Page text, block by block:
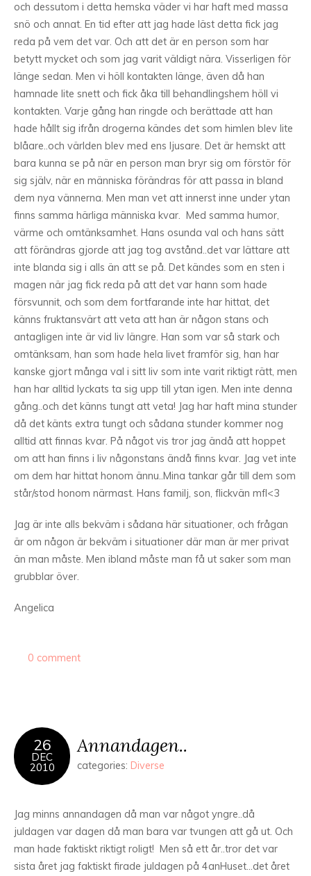
och dessutom i detta hemska väder vi har haft med massa
snö och annat. En tid efter att jag hade läst detta fick jag
reda på vem det var. Och att det är en person som har
betytt mycket och som jag varit väldigt nära. Visserligen för
länge sedan. Men vi höll kontakten länge, även då han
hamnade lite snett och fick åka till behandlingshem höll vi
kontakten. Varje gång han ringde och berättade att han
hade hållt sig ifrån drogerna kändes det som himlen blev lite
blåare..och världen blev med ens ljusare. Det är hemskt att
bara kunna se på när en person man bryr sig om förstör för
sig själv, när en människa förändras för att passa in bland
dem nya vännerna. Men man vet att innerst inne under ytan
finns samma härliga människa kvar. Med samma humor,
värme och omtänksamhet. Hans osunda val och hans sätt
att förändras gjorde att jag tog avstånd..det var lättare att
inte blanda sig i alls än att se på. Det kändes som en sten i
magen när jag fick reda på att det var hann som hade
försvunnit, och som dem fortfarande inte har hittat, det
känns fruktansvärt att veta att han är någon stans och
antagligen inte är vid liv längre. Han som var så stark och
omtänksam, han som hade hela livet framför sig, han har
kanske gjort många val i sitt liv som inte varit riktigt rätt, men
han har alltid lyckats ta sig upp till ytan igen. Men inte denna
gång..och det känns tungt att veta! Jag har haft mina stunder
då det känts extra tungt och sådana stunder kommer nog
alltid att finnas kvar. På något vis tror jag ändå att hoppet
om att han finns i liv någonstans ändå finns kvar. Jag vet inte
om dem har hittat honom ännu..Mina tankar går till dem som
står/stod honom närmast. Hans familj, son, flickvän mfl<3
Jag är inte alls bekväm i sådana här situationer, och frågan
är om någon är bekväm i situationer där man är mer privat
än man måste. Men ibland måste man få ut saker som man
grubblar över.
Angelica
0 comment
26
DEC
2010
Annandagen..
categories: Diverse
Jag minns annandagen då man var något yngre..då
juldagen var dagen då man bara var tvungen att gå ut. Och
man hade faktiskt riktigt roligt! Men så ett år..tror det var
sista året jag faktiskt firade juldagen på 4anHuset…det året